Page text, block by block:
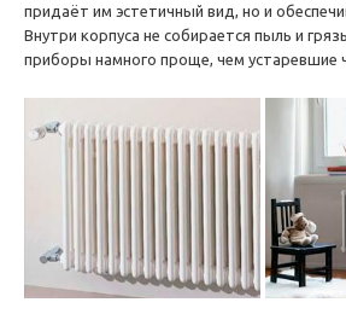
придаёт им эстетичный вид, но и
Внутри корпуса не собирается пыль и
приборы намного проще, чем устаревшие